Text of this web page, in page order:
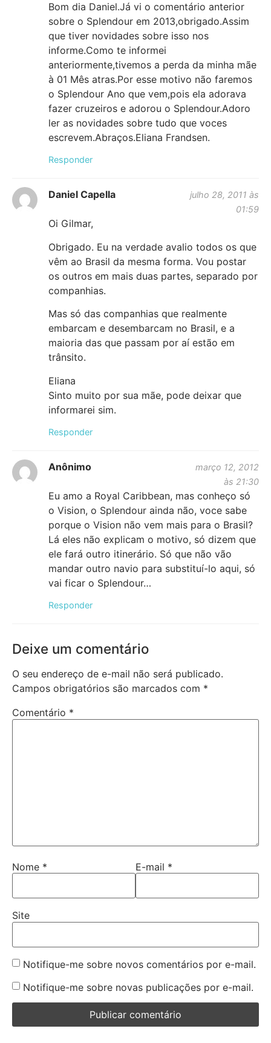
Bom dia Daniel.Já vi o comentário anterior
sobre o Splendour em 2013,obrigado.Assim
que tiver novidades sobre isso nos
informe.Como te informei
anteriormente,tivemos a perda da minha mãe
à 01 Mês atras.Por esse motivo não faremos
o Splendour Ano que vem,pois ela adorava
fazer cruzeiros e adorou o Splendour.Adoro
ler as novidades sobre tudo que voces
escrevem.Abraços.Eliana Frandsen.
Responder
Daniel Capella
julho 28, 2011 às
01:59
Oi Gilmar,
Obrigado. Eu na verdade avalio todos os que
vêm ao Brasil da mesma forma. Vou postar
os outros em mais duas partes, separado por
companhias.
Mas só das companhias que realmente
embarcam e desembarcam no Brasil, e a
maioria das que passam por aí estão em
trânsito.
Eliana
Sinto muito por sua mãe, pode deixar que
informarei sim.
Responder
Anônimo
março 12, 2012
às 21:30
Eu amo a Royal Caribbean, mas conheço só
o Vision, o Splendour ainda não, voce sabe
porque o Vision não vem mais para o Brasil?
Lá eles não explicam o motivo, só dizem que
ele fará outro itinerário. Só que não vão
mandar outro navio para substituí-lo aqui, só
vai ficar o Splendour…
Responder
Deixe um comentário
O seu endereço de e-mail não será publicado.
Campos obrigatórios são marcados com *
Comentário *
Nome * E-mail *
Site
Notifique-me sobre novos comentários por e-mail.
Notifique-me sobre novas publicações por e-mail.